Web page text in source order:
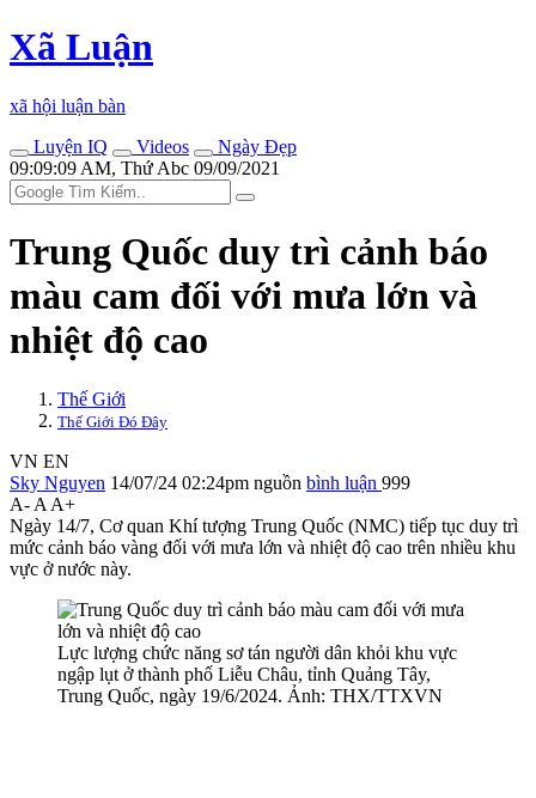
Xã Luận
xã hội luận bàn
Luyện IQ
Videos
Ngày Đẹp
09:09:09 AM, Thứ Abc 09/09/2021
Trung Quốc duy trì cảnh báo
màu cam đối với mưa lớn và
nhiệt độ cao
Thế Giới
Thế Giới Đó Đây
VN EN
Sky Nguyen 14/07/24 02:24pm nguồn bình luận 999
A- A A+
Ngày 14/7, Cơ quan Khí tượng Trung Quốc (NMC) tiếp tục duy trì
mức cảnh báo vàng đối với mưa lớn và nhiệt độ cao trên nhiều khu
vực ở nước này.
Lực lượng chức năng sơ tán người dân khỏi khu vực
ngập lụt ở thành phố Liễu Châu, tỉnh Quảng Tây,
Trung Quốc, ngày 19/6/2024. Ảnh: THX/TTXVN